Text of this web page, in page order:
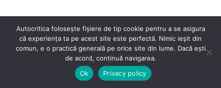
Autocritica folosește fișiere de tip cookie pentru a se asigura
că experiența ta pe acest site este perfectă. Nimic ieșit din
comun, e o practică generală pe orice site din lume. Dacă ești
de acord, continuă navigarea.
Ok
Privacy policy